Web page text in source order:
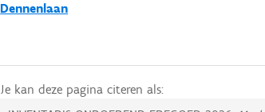
Dennenlaan
Je kan deze pagina citeren als: